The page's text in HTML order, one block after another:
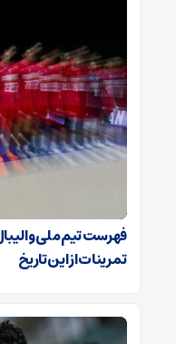
فهرست تیم ملی
تمرینات از این تاریخ